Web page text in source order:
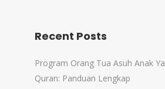
Recent Posts
Program Orang Tua Asuh Anak
Quran: Panduan Lengkap